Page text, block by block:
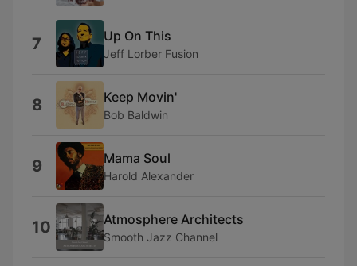
7 Up On This
Jeff Lorber Fusion
8 Keep Movin'
Bob Baldwin
9 Mama Soul
Harold Alexander
10 Atmosphere Architects
Smooth Jazz Channel